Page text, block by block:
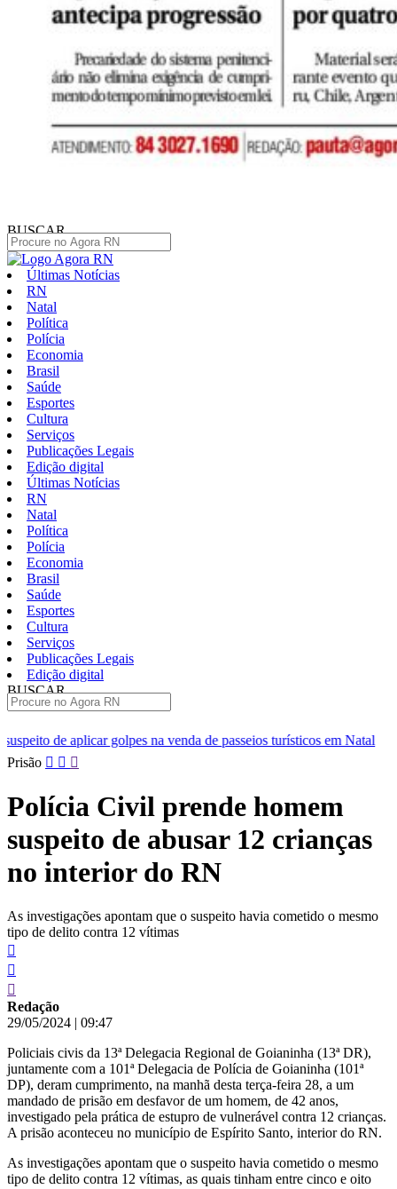
BUSCAR
Últimas Notícias
RN
Natal
Política
Polícia
Economia
Brasil
Saúde
Esportes
Cultura
Serviços
Publicações Legais
Edição digital
Últimas Notícias
RN
Natal
Política
Polícia
Economia
Brasil
Saúde
Esportes
Cultura
Serviços
Publicações Legais
Edição digital
BUSCAR
na venda de passeios turísticos em Natal
Moto fica presa sob
Pular
conteúdo
Prisão
Polícia Civil prende homem
suspeito de abusar 12 crianças
no interior do RN
As investigações apontam que o suspeito havia cometido o mesmo
tipo de delito contra 12 vítimas
Redação
29/05/2024 | 09:47
Policiais civis da 13ª Delegacia Regional de Goianinha (13ª DR),
juntamente com a 101ª Delegacia de Polícia de Goianinha (101ª
DP), deram cumprimento, na manhã desta terça-feira 28, a um
mandado de prisão em desfavor de um homem, de 42 anos,
investigado pela prática de estupro de vulnerável contra 12 crianças.
A prisão aconteceu no município de Espírito Santo, interior do RN.
As investigações apontam que o suspeito havia cometido o mesmo
tipo de delito contra 12 vítimas, as quais tinham entre cinco e oito